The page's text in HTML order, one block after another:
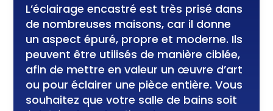
L’éclairage encastré est très prisé dans
de nombreuses maisons, car il donne
un aspect épuré, propre et moderne. Ils
peuvent être utilisés de manière ciblée,
afin de mettre en valeur un œuvre d’art
ou pour éclairer une pièce entière. Vous
souhaitez que votre salle de bains soit